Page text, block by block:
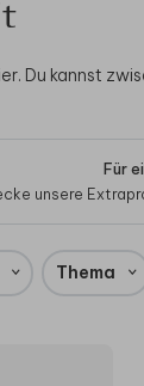
Du kannst
Für
unsere
Thema